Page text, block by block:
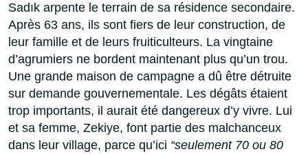
Sadık arpente le terrain de sa résidence secondaire.
Après 63 ans, ils sont fiers de leur construction, de
leur famille et de leurs fruiticulteurs. La vingtaine
d’agrumiers ne bordent maintenant plus qu’un trou.
Une grande maison de campagne a dû être détruite
sur demande gouvernementale. Les dégâts étaient
trop importants, il aurait été dangereux d’y vivre. Lui
et sa femme, Zekiye, font partie des malchanceux
dans leur village, parce qu’ici “seulement 70 ou 80